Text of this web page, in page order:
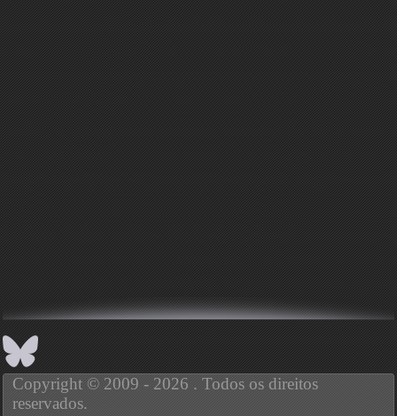
Copyright © 2009 - 2026 . Todos os direitos
reservados.